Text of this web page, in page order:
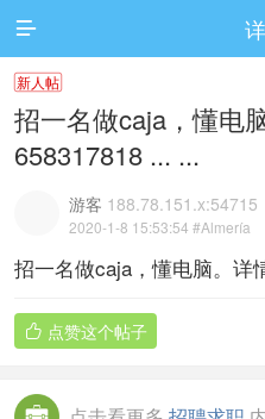

新人帖
招一名做caja，懂电
658317818 ... ...
游客 188.78.151.x:54715
2020-1-8 15:53:54 #Almería
招一名做caja，懂电脑。详
 点赞这个帖子